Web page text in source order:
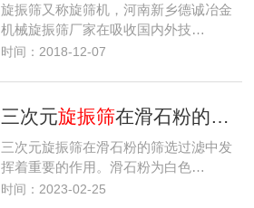
旋振筛又称旋筛机，河南新乡德诚冶金
机械旋振筛厂家在吸收国内外技…
时间：2018-12-07
三次元旋振筛在滑石粉的筛选过滤中发挥着重要的作用
三次元旋振筛在滑石粉的筛选过滤中发
挥着重要的作用。滑石粉为白色…
时间：2023-02-25